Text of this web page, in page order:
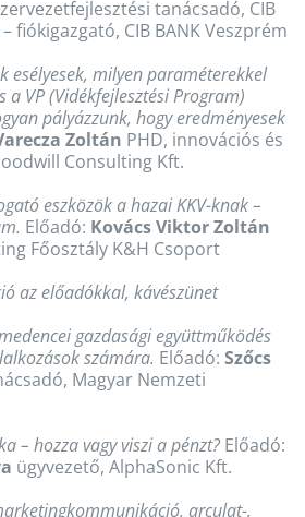
tanácsadó, CIB
– fiókigazgató, CIB BANK Veszprém
esélyesek, milyen paraméterekkel
a VP (Vidékfejlesztési Program)
pályázzunk, hogy eredményesek
Zoltán PHD, innovációs és
Consulting Kft.
eszközök a hazai KKV-knak –
Előadó: Kovács Viktor Zoltán
Főosztály K&H Csoport
az előadókkal, kávészünet
gazdasági együttműködés
számára. Előadó: Szőcs
Magyar Nemzeti
– hozza vagy viszi a pénzt? Előadó:
ügyvezető, AlphaSonic Kft.
arculat-,